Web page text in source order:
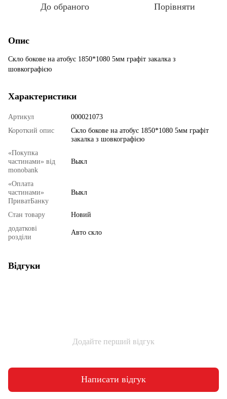
До обраного Порівняти
Опис
Скло бокове на атобус 1850*1080 5мм графіт закалка з
шовкографією
Характеристики
Артикул
000021073
Короткий опис
Скло бокове на атобус 1850*1080 5мм графіт
закалка з шовкографією
«Покупка
частинами» від
monobank
Выкл
«Оплата
частинами»
ПриватБанку
Выкл
Стан товару
Новий
додаткові
розділи
Авто скло
Відгуки
Додайте перший відгук
Написати відгук